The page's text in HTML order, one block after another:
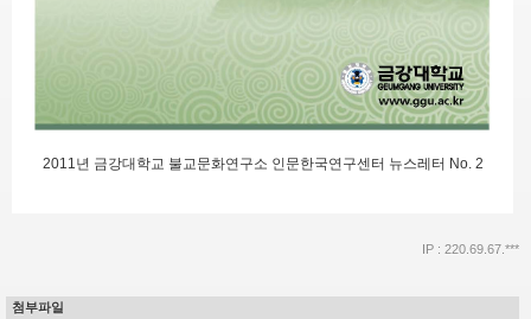
2011년 금강대학교 불교문화연구소 인문한국연구센터 뉴스레터 No. 2
IP : 220.69.67.***
첨부파일